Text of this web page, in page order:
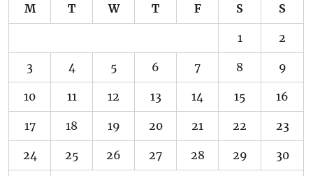
M T W T F S S
1 2
3 4 5 6 7 8 9
10 11 12 13 14 15 16
17 18 19 20 21 22 23
24 25 26 27 28 29 30